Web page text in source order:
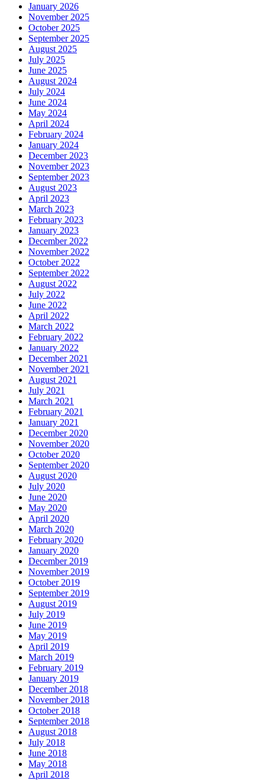
January 2026
November 2025
October 2025
September 2025
August 2025
July 2025
June 2025
August 2024
July 2024
June 2024
May 2024
April 2024
February 2024
January 2024
December 2023
November 2023
September 2023
August 2023
April 2023
March 2023
February 2023
January 2023
December 2022
November 2022
October 2022
September 2022
August 2022
July 2022
June 2022
April 2022
March 2022
February 2022
January 2022
December 2021
November 2021
August 2021
July 2021
March 2021
February 2021
January 2021
December 2020
November 2020
October 2020
September 2020
August 2020
July 2020
June 2020
May 2020
April 2020
March 2020
February 2020
January 2020
December 2019
November 2019
October 2019
September 2019
August 2019
July 2019
June 2019
May 2019
April 2019
March 2019
February 2019
January 2019
December 2018
November 2018
October 2018
September 2018
August 2018
July 2018
June 2018
May 2018
April 2018